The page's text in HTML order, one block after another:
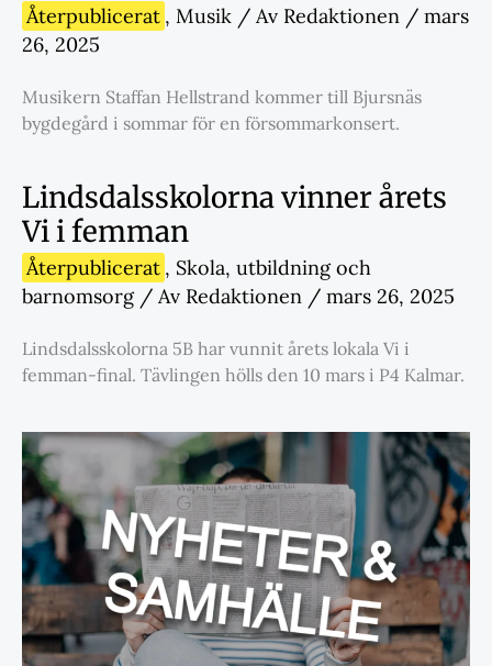
Återpublicerat , Musik / Av Redaktionen / mars
26, 2025
Musikern Staffan Hellstrand kommer till Bjursnäs
bygdegård i sommar för en försommarkonsert.
Lindsdalsskolorna vinner årets
Vi i femman
Återpublicerat , Skola, utbildning och
barnomsorg/ Av Redaktionen / mars 26, 2025
Lindsdalsskolorna 5B har vunnit årets lokala Vi i
femman-final. Tävlingen hölls den 10 mars i P4 Kalmar.